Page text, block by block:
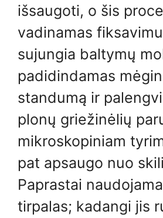
išsaugoti, o šis
vadinamas
sujungia baltymų
padidindamas
standumą ir
plonų griežinėlių
mikroskopiniam
pat apsaugo nuo
Paprastai
tirpalas; kadangi jis